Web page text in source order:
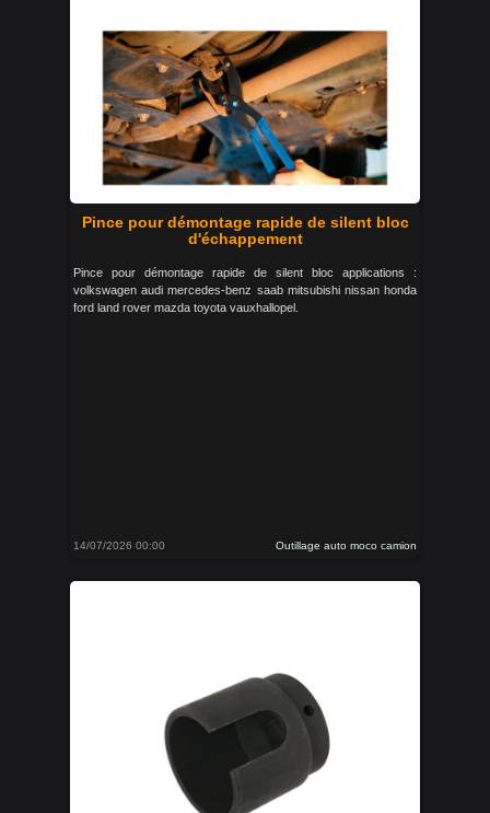
Pince pour démontage rapide de silent bloc
d'échappement
Pince pour démontage rapide de silent bloc applications :
volkswagen audi mercedes-benz saab mitsubishi nissan honda
ford land rover mazda toyota vauxhallopel.
14/07/2026 00:00 Outillage auto moco camion